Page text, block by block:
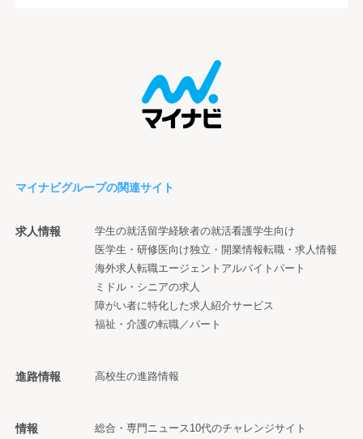
マイナビグループの関連サイト
求人情報 学生の就活留学経験者の就活看護学生向け
医学生・研修医向け独立・開業情報転職・求人情報
海外求人 転職エージェント アルバイト パート
ミドル・シニアの求人
障がい者に特化した求人紹介サービス
福祉・介護の転職／パート
進路情報 高校生の進路情報
情報
総合・専門ニュース 10代のチャレンジサイト